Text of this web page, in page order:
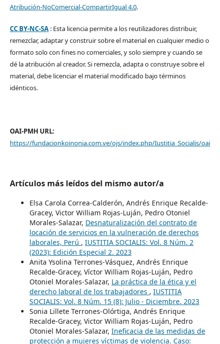
Atribución-NoComercial-CompartirIgual 4.0.
CC BY-NC-SA: Esta licencia permite a los reutilizadores distribuir,
remezclar, adaptar y construir sobre el material en cualquier medio o
formato solo con fines no comerciales, y solo siempre y cuando se
dé la atribución al creador. Si remezcla, adapta o construye sobre el
material, debe licenciar el material modificado bajo términos
idénticos.
OAI-PMH URL:
https://fundacionkoinonia.com.ve/ojs/index.php/Iustitia_Socialis/oai
Artículos más leídos del mismo autor/a
Elsa Carola Correa-Calderón, Andrés Enrique Recalde-
Gracey, Victor William Rojas-Luján, Pedro Otoniel
Morales-Salazar, Desnaturalización del contrato de
locación de servicios en la vulneración de derechos
laborales, Perú , IUSTITIA SOCIALIS: Vol. 8 Núm. 2
(2023): Edición Especial 2. 2023
Anita Ysolina Terrones-Vásquez, Andrés Enrique
Recalde-Gracey, Víctor William Rojas-Luján, Pedro
Otoniel Morales-Salazar, La práctica de la ética y el
derecho laboral de los trabajadores , IUSTITIA
SOCIALIS: Vol. 8 Núm. 15 (8): Julio - Diciembre. 2023
Sonia Lillete Terrones-Olórtiga, Andrés Enrique
Recalde-Gracey, Victor William Rojas-Luján, Pedro
Otoniel Morales-Salazar, Ineficacia de las medidas de
protección a mujeres víctimas de violencia. Caso: